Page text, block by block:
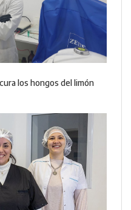
los hongos del limón